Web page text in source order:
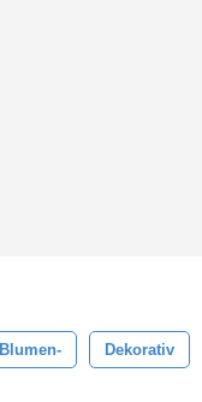
Blumen- Dekorativ